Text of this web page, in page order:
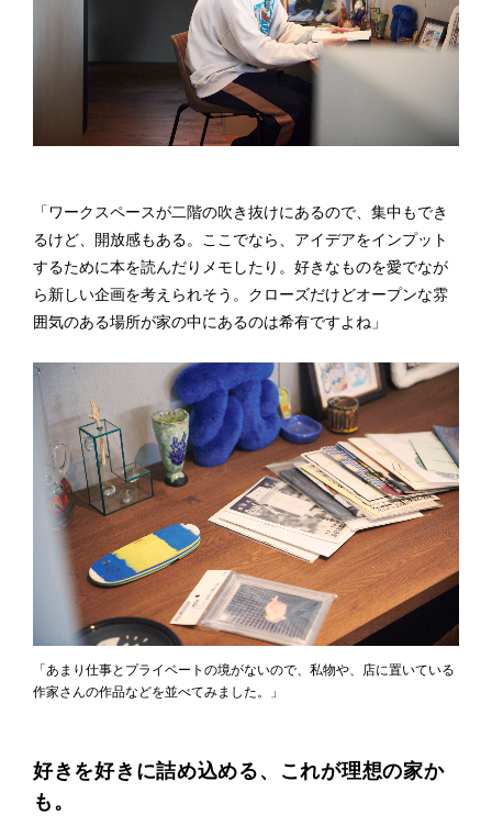
「ワークスペースが二階の吹き抜けにあるので、集中もでき
るけど、開放感もある。ここでなら、アイデアをインプット
するために本を読んだりメモしたり。好きなものを愛でなが
ら新しい企画を考えられそう。クローズだけどオープンな雰
囲気のある場所が家の中にあるのは希有ですよね」
「あまり仕事とプライベートの境がないので、私物や、店に置いている
作家さんの作品などを並べてみました。」
好きを好きに詰め込める、これが理想の家か
も。